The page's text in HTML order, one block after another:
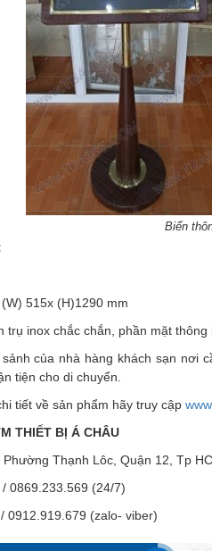
Biển
515x (H)1290 mm
trụ inox chắc chắn, phần mặt thông
của nhà hàng khách sạn nơi
tiện cho di chuyển.
tiết về sản phẩm hãy truy cập
THIẾT BỊ Á CHÂU
Thạnh Lôc, Quận 12, Tp
0869.233.569 (24/7)
0912.919.679 (zalo- viber)